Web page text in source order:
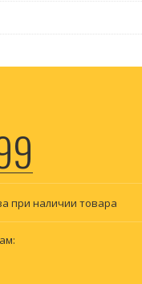
при наличии товара